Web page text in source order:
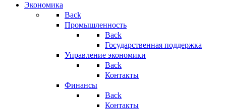
Экономика
Back
Промышленность
Back
Государственная поддержка
Управление экономики
Back
Контакты
Финансы
Back
Контакты